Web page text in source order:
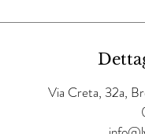
Via Creta, 32a,